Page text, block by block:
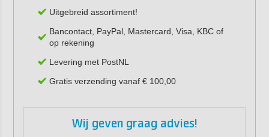
Uitgebreid assortiment!
Bancontact, PayPal, Mastercard, Visa, KBC of
op rekening
Levering met PostNL
Gratis verzending vanaf € 100,00
Wij geven graag advies!